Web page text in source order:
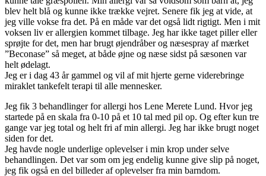
blev helt blå og kunne ikke trække vejret. Senere fik jeg at vide, at
jeg ville vokse fra det. På en måde var det også lidt rigtigt. Men i mit
voksen liv er allergien kommet tilbage. Jeg har ikke taget piller eller
sprøjte for det, men har brugt øjendråber og næsespray af mærket
”Beconase” så meget, at både øjne og næse sidst på sæsonen var
helt ødelagt.
Jeg er i dag 43 år gammel og vil af mit hjerte gerne viderebringe
miraklet tankefelt terapi til alle mennesker.
Jeg fik 3 behandlinger for allergi hos Lene Merete Lund. Hvor jeg
startede på en skala fra 0-10 på et 10 tal med pil op. Og efter kun tre
gange var jeg total og helt fri af min allergi. Jeg har ikke brugt noget
siden for det.
Jeg havde nogle underlige oplevelser i min krop under selve
behandlingen. Det var som om jeg endelig kunne give slip på noget,
jeg fik også en del billeder af oplevelser fra min barndom.